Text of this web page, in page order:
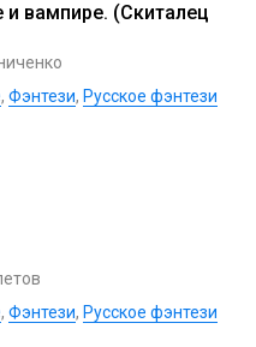
и вампире. (Скиталец
, Фэнтези, Русское фэнтези
, Фэнтези, Русское фэнтези